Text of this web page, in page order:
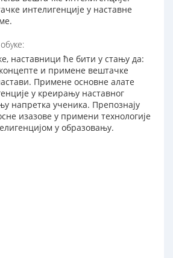
интелигенције у наставне
наставници ће бити у стању да:
и примене вештачке
Примене основне алате
у креирању наставног
напретка ученика. Препознају
изазове у примени технологије
у образовању.